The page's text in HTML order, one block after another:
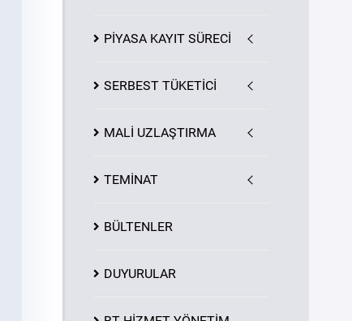
PİYASAKAYIT SÜRECİ
SERBEST TÜKETİCİ
MALİ UZLAŞTIRMA
TEMİNAT
BÜLTENLER
DUYURULAR